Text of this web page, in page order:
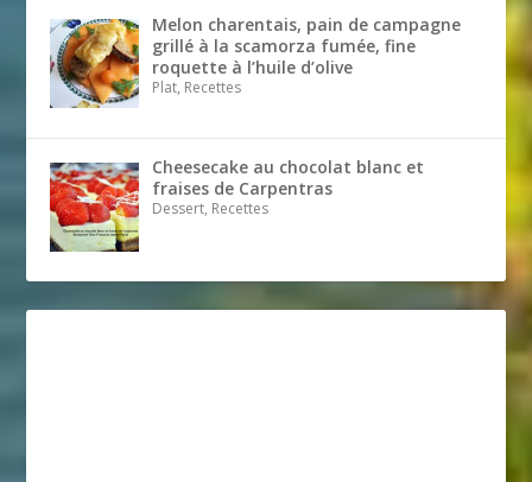
Melon charentais, pain de campagne
grillé à la scamorza fumée, fine
roquette à l’huile d’olive
Plat, Recettes
Cheesecake au chocolat blanc et
fraises de Carpentras
Dessert, Recettes